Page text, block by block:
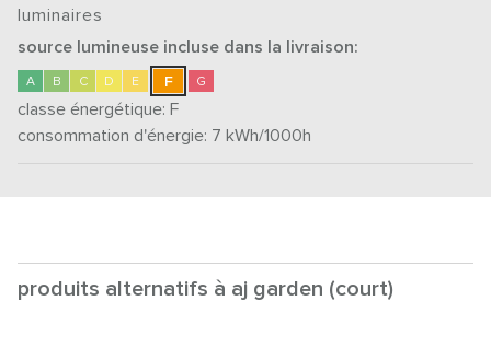
luminaires
source lumineuse incluse dans la livraison:
A B C D E F G
classe énergétique: F
consommation d'énergie: 7 kWh/1000h
produits alternatifs à aj garden (court)